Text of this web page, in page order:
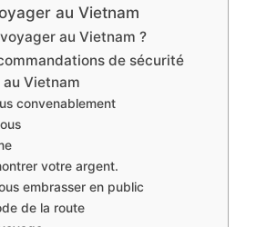
au Vietnam
voyager au Vietnam ?
de sécurité
Vietnam
convenablement
votre argent.
embrasser en public
de la route